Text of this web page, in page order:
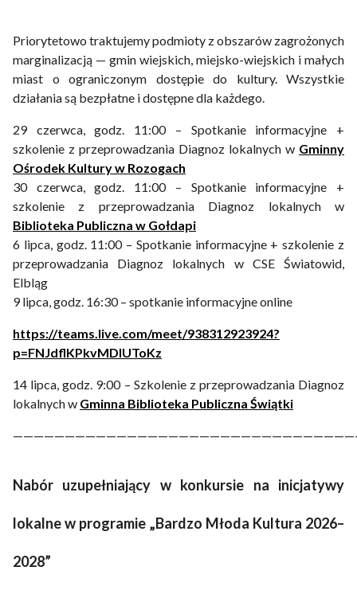
Priorytetowo traktujemy podmioty z obszarów zagrożonych
marginalizacją — gmin wiejskich, miejsko-wiejskich i małych
miast o ograniczonym dostępie do kultury. Wszystkie
działania są bezpłatne i dostępne dla każdego.
29 czerwca, godz. 11:00 – Spotkanie informacyjne +
szkolenie z przeprowadzania Diagnoz lokalnych w Gminny
Ośrodek Kultury w Rozogach
30 czerwca, godz. 11:00 – Spotkanie informacyjne +
szkolenie z przeprowadzania Diagnoz lokalnych w
Biblioteka Publiczna w Gołdapi
6 lipca, godz. 11:00 – Spotkanie informacyjne + szkolenie z
przeprowadzania Diagnoz lokalnych w CSE Światowid,
Elbląg
9 lipca, godz. 16:30 – spotkanie informacyjne online
https://teams.live.com/meet/938312923924?
p=FNJdflKPkvMDIUToKz
14 lipca, godz. 9:00 – Szkolenie z przeprowadzania Diagnoz
lokalnych w Gminna Biblioteka Publiczna Świątki
Nabór uzupełniający w konkursie na inicjatywy
lokalne w programie „Bardzo Młoda Kultura 2026–
2028”